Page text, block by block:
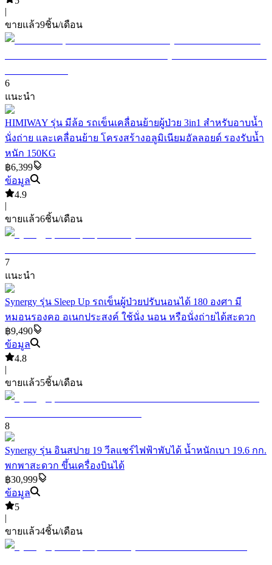
|
ขายแล้ว9ชิ้น/เดือน
6
แนะนำ
HIMIWAY รุ่น มีล้อ รถเข็นเคลื่อนย้ายผู้ป่วย 3in1 สำหรับอาบน้ำ
นั่งถ่าย และเคลื่อนย้าย โครงสร้างอลูมิเนียมอัลลอยด์ รองรับน้ำ
หนัก 150KG
฿6,399
ข้อมูล
4.9
|
ขายแล้ว6ชิ้น/เดือน
7
แนะนำ
Synergy รุ่น Sleep Up รถเข็นผู้ป่วยปรับนอนได้ 180 องศา มี
หมอนรองคอ อเนกประสงค์ ใช้นั่ง นอน หรือนั่งถ่ายได้สะดวก
฿9,490
ข้อมูล
4.8
|
ขายแล้ว5ชิ้น/เดือน
8
Synergy รุ่น อินสปาย 19 วีลแชร์ไฟฟ้าพับได้ น้ำหนักเบา 19.6 กก.
พกพาสะดวก ขึ้นเครื่องบินได้
฿30,999
ข้อมูล
5
|
ขายแล้ว4ชิ้น/เดือน